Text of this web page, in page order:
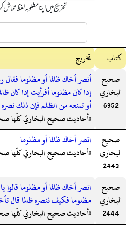
تخریج میں اپنا مطلوبہ لفظ
کتاب
تخریج
صحيح
البخاري
6952
أنصر أخاك ظالما أو مظلوما فقال
إذا كان مظلوما أفرأيت إذا كان
أو تمنعه من الظلم فإن ذلك نصره
«أحاديث صحيح البخاريّ كلّها
صحيح
البخاري
2443
انصر أخاك ظالما أو مظلوما
«أحاديث صحيح البخاريّ كلّها
صحيح
البخاري
2444
انصر أخاك ظالما أو مظلوما قالوا
مظلوما فكيف ننصره ظالما قال
«أحاديث صحيح البخاريّ كلّها